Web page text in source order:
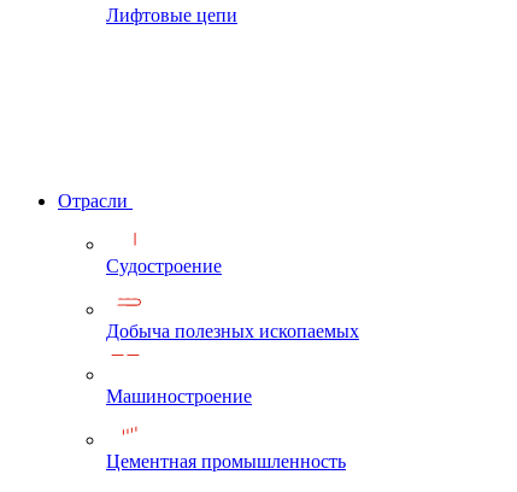
Лифтовые цепи
Отрасли
Судостроение
Добыча полезных ископаемых
Машиностроение
Цементная промышленность